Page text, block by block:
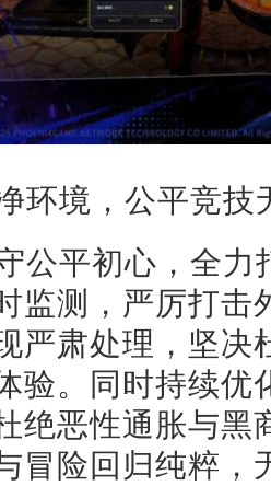
环境，公平竞技
公平初心，全
监测，严厉打击
严肃处理，坚决
验。同时持续优
绝恶性通胀与黑
冒险回归纯粹，